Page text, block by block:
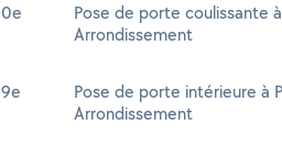
Pose de porte coulissante
Arrondissement
Pose de porte intérieure à
Arrondissement